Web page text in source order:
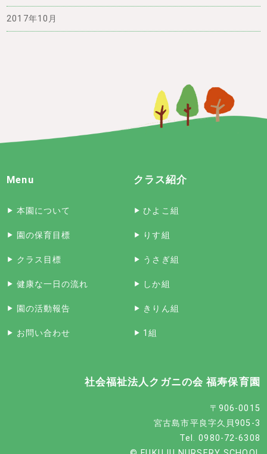
2017年10月
Menu
本園について
園の保育目標
クラス目標
健康な一日の流れ
園の活動報告
お問い合わせ
クラス紹介
ひよこ組
りす組
うさぎ組
しか組
きりん組
1組
社会福祉法人クガニの会 福寿保育園
〒906-0015
宮古島市平良字久貝905-3
Tel. 0980-72-6308